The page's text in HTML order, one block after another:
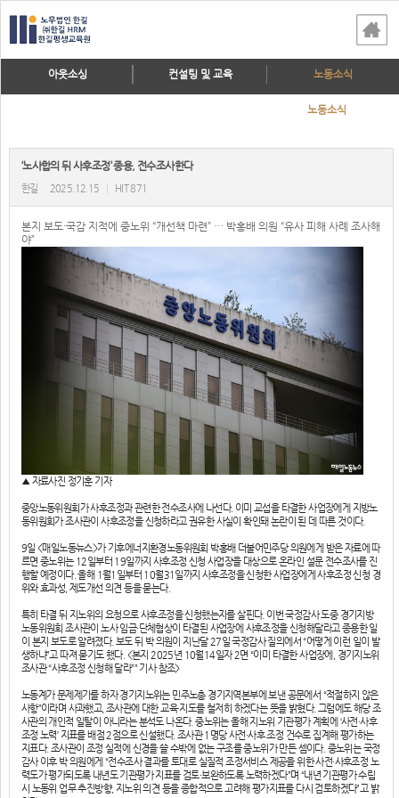
아웃소싱 컨설팅 및 교육 노동소식
노동소식
‘노사합의 뒤 사후조정’ 종용, 전수조사한다
한길 2025.12.15 HIT 871
본지 보도·국감 지적에 중노위 “개선책 마련” … 박홍배 의원 “유사 피해 사례 조사해
야”
▲ 자료사진 정기훈 기자
중앙노동위원회가 사후조정과 관련한 전수조사에 나선다. 이미 교섭을 타결한 사업장에게 지방노
동위원회가 조사관이 사후조정을 신청하라고 권유한 사실이 확인돼 논란이 된 데 따른 것이다.
9일 <매일노동뉴스>가 기후에너지환경노동위원회 박홍배 더불어민주당 의원에게 받은 자료에 따
르면 중노위는 12일부터 19일까지 사후조정 신청 사업장을 대상으로 온라인 설문 전수조사를 진
행할 예정이다. 올해 1월1일부터 10월31일까지 사후조정을 신청한 사업장에게 사후조정 신청 경
위와 효과성, 제도개선 의견 등을 묻는다.
특히 타결 뒤 지노위의 요청으로 사후조정을 신청했는지를 살핀다. 이번 국정감사 도중 경기지방
노동위원회 조사관이 노사 임금·단체협상이 타결된 사업장에 사후조정을 신청해달라고 종용한 일
이 본지 보도로 알려졌다. 보도 뒤 박 의원이 지난달 27일 국정감사 질의에서 “어떻게 이런 일이 발
생하냐”고 따져 묻기도 했다. <본지 2025년 10월14일자 2면 “이미 타결한 사업장에, 경기지노위
조사관 “사후조정 신청해 달라”” 기사 참조>
노동계가 문제제기를 하자 경기지노위는 민주노총 경기지역본부에 보낸 공문에서 “적절하지 않은
사항”이라며 사과했고, 조사관에 대한 교육·지도를 철저히 하겠다는 뜻을 밝혔다. 그럼에도 해당 조
사관의 개인적 일탈이 아니라는 분석도 나온다. 중노위는 올해 지노위 기관평가 계획에 ‘사전·사후
조정 노력’ 지표를 배점 2점으로 신설했다. 조사관 1명당 사전·사후 조정 건수로 집계해 평가하는
지표다. 조사관이 조정 실적에 신경을 쓸 수밖에 없는 구조를 중노위가 만든 셈이다. 중노위는 국정
감사 이후 박 의원에게 “전수조사 결과를 토대로 실질적 조정서비스 제공을 위한 사전·사후조정 노
력도가 평가되도록 내년도 기관평가 지표를 검토·보완하도록 노력하겠다”며 “내년 기관평가 수립
시 노동위 업무 추진방향, 지노위 의견 등을 종합적으로 고려해 평가지표를 다시 검토하겠다”고 밝